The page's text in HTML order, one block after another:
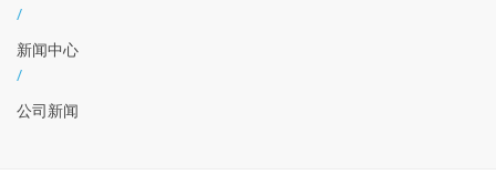
/
新闻中心
/
公司新闻